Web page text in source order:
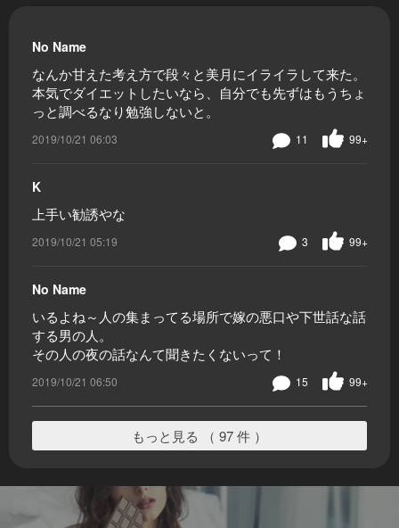
No Name
なんか甘えた考え方で段々と美月にイライラして来た。
本気でダイエットしたいなら、自分でも先ずはもうちょ
っと調べるなり勉強しないと。
2019/10/21 06:03 99+
11
K
上手い勧誘やな
2019/10/21 05:19 99+
3
No Name
いるよね～人の集まってる場所で嫁の悪口や下世話な話
する男の人。
その人の夜の話なんて聞きたくないって！
2019/10/21 06:50 99+
15
もっと見る （ 97 件 ）